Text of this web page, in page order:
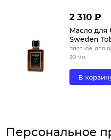
2 310 ₽
Масло для
Sweden
плотное, для
30 мл
В
Персональное